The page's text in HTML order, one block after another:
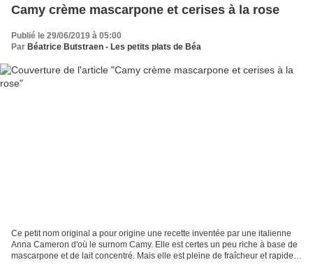
Camy crème mascarpone et cerises à la rose
Publié le 29/06/2019 à 05:00
Par Béatrice Butstraen - Les petits plats de Béa
Ce petit nom original a pour origine une recette inventée par une italienne
Anna Cameron d'où le surnom Camy. Elle est certes un peu riche à base de
mascarpone et de lait concentré. Mais elle est pleine de fraîcheur et rapide à